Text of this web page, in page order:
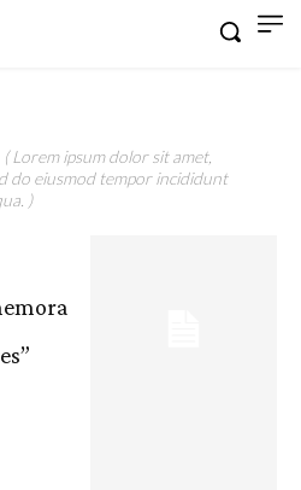
Lorem ipsum dolor sit amet,
do eiusmod tempor incididunt
)